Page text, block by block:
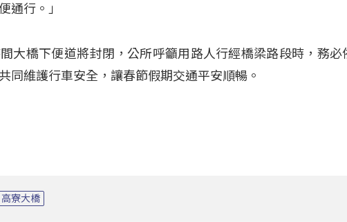
通行。」
大橋下便道將封閉，公所呼籲用路人行經橋梁路段時，務必
同維護行車安全，讓春節假期交通平安順暢。
高寮大橋